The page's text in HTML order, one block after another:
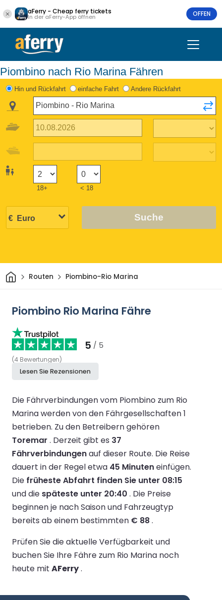
aFerry - Cheap ferry tickets
In der aFerry-App öffnen OFFEN
Piombino nach Rio Marina Fähren
Hin und Rückfahrt einfache Fahrt Andere Rückfahrt
18+ < 18
Suche
HeimRouten Piombino-Rio Marina
Piombino Rio Marina Fähre
5 / 5
(4 Bewertungen)
Lesen Sie Rezensionen
Die Fährverbindungen vom Piombino zum Rio
Marina werden von den Fährgesellschaften 1
betrieben. Zu den Betreibern gehören
Toremar . Derzeit gibt es 37
Fährverbindungenauf dieser Route. Die Reise
dauert in der Regel etwa 45 Minuteneinfügen.
Die früheste Abfahrt finden Sie unter 08:15
und die späteste unter 20:40 . Die Preise
beginnen je nach Saison und Fahrzeugtyp
bereits ab einem bestimmten € 88.
Prüfen Sie die aktuelle Verfügbarkeit und
buchen Sie Ihre Fähre zum Rio Marina noch
heute mit AFerry.